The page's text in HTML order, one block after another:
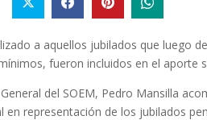
a aquellos jubilados que luego
fueron incluidos en el aporte
del SOEM, Pedro Mansilla
en representación de los jubilados